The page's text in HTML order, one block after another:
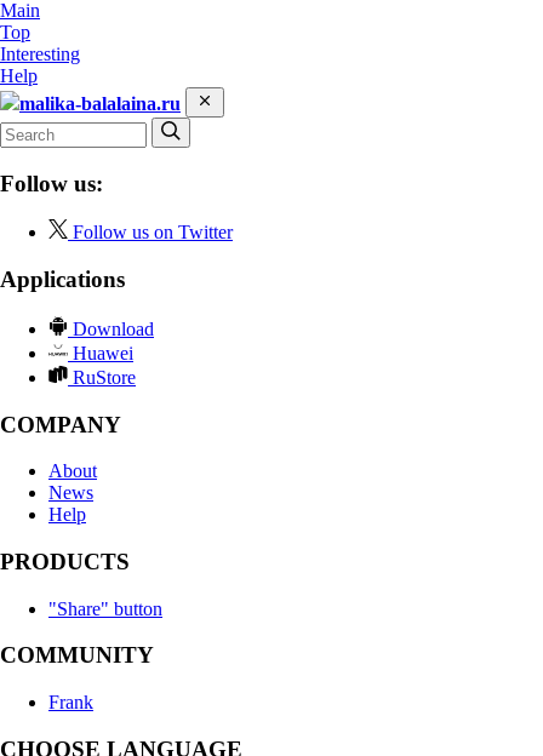
Main
Top
Interesting
Help
malika-balalaina.ru
Follow us:
Follow us on Twitter
Applications
Download
Huawei
RuStore
COMPANY
About
News
Help
PRODUCTS
"Share" button
COMMUNITY
Frank
CHOOSE LANGUAGE